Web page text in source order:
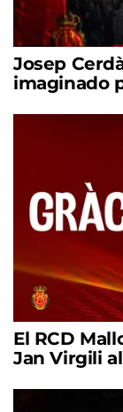
Josep
imaginado
El RCD
Jan Virgili